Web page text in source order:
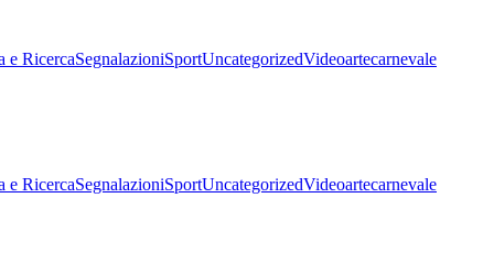
e RicercaSegnalazioniSportUncategorizedVideoartecarnevale
e RicercaSegnalazioniSportUncategorizedVideoartecarnevale